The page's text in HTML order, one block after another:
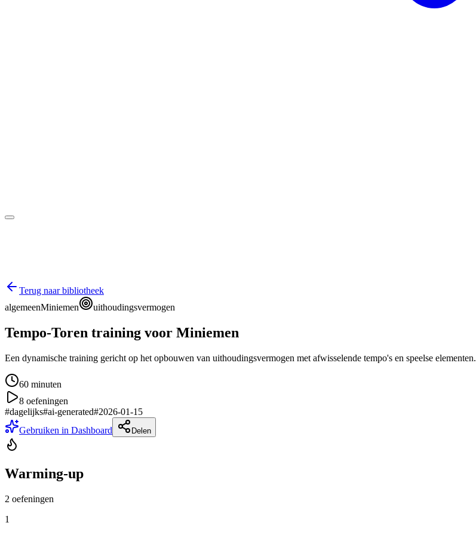
Terug naar bibliotheek
algemeenMiniemen uithoudingsvermogen
Tempo-Toren training voor Miniemen
Een dynamische training gericht op het opbouwen van uithoudingsvermogen met afwisselende tempo's en speelse elementen.
60 minuten
8 oefeningen
#dagelijks#ai-generated#2026-01-15
Gebruiken in Dashboard
Delen
Warming-up
2 oefeningen
1